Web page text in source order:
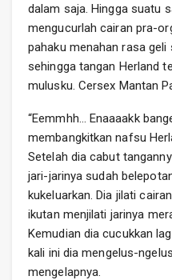
dalam saja. Hingga suatu
mengucurlah cairan pra-
pahaku menahan rasa
sehingga tangan Herland
mulusku. Cersex Mantan
“Eemmhh… Enaaaakk
membangkitkan nafsu
Setelah dia cabut
jari-jarinya sudah
kukeluarkan. Dia jilati
ikutan menjilati jarinya
Kemudian dia cucukkan
kali ini dia mengelus-
mengelapnya.